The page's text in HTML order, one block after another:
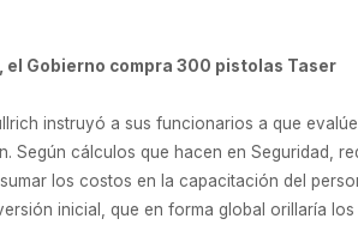
el Gobierno compra 300 pistolas Taser
instruyó a sus funcionarios a que
Según cálculos que hacen en Seguridad,
los costos en la capacitación del
inicial, que en forma global orillaría